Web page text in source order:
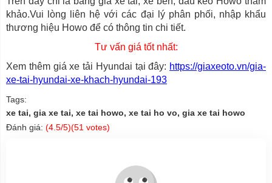
khảo.Vui lòng liên hệ với các đại lý phân phối, nhập khẩu
thương hiệu Howo để có thông tin chi tiết.
Tư vấn giá tốt nhất:
Xem thêm giá xe tải Hyundai tại đây: https://giaxeoto.vn/gia-
xe-tai-hyundai-xe-khach-hyundai-193
Tags:
xe tai, gia xe tai, xe tai howo, xe tai ho vo, gia xe tai howo
Đánh giá: (4.5/5)(51 votes)